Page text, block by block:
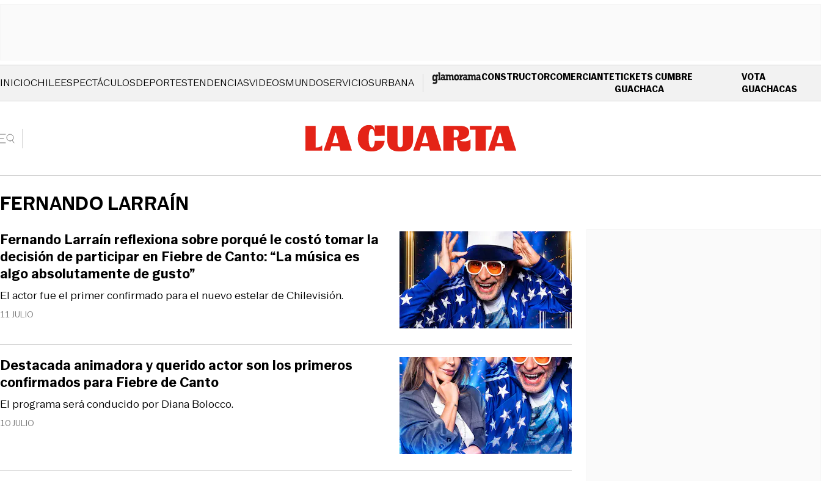
INICIOCHILEESPECTÁCULOSDEPORTESTENDENCIASVIDEOSMUNDOSERVICIOSURBANA CONSTRUCTORCOMERCIANTETICKETS CUMBRE
GUACHACAOPENS IN NEW WINDOW
VOTA
GUACHACAS
FERNANDO LARRAÍN
11 JULIO
El actor fue el primer confirmado para el nuevo estelar de Chilevisión.
Fernando Larraín reflexiona sobre porqué le costó tomar la
decisión de participar en Fiebre de Canto: “La música es
algo absolutamente de gusto”
10 JULIO
El programa será conducido por Diana Bolocco.
Destacada animadora y querido actor son los primeros
confirmados para Fiebre de Canto